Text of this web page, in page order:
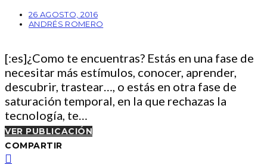
26 AGOSTO, 2016
ANDRÉS ROMERO
[:es]¿Como te encuentras? Estás en una fase de
necesitar más estímulos, conocer, aprender,
descubrir, trastear…, o estás en otra fase de
saturación temporal, en la que rechazas la
tecnología, te…
VER PUBLICACIÓN
COMPARTIR